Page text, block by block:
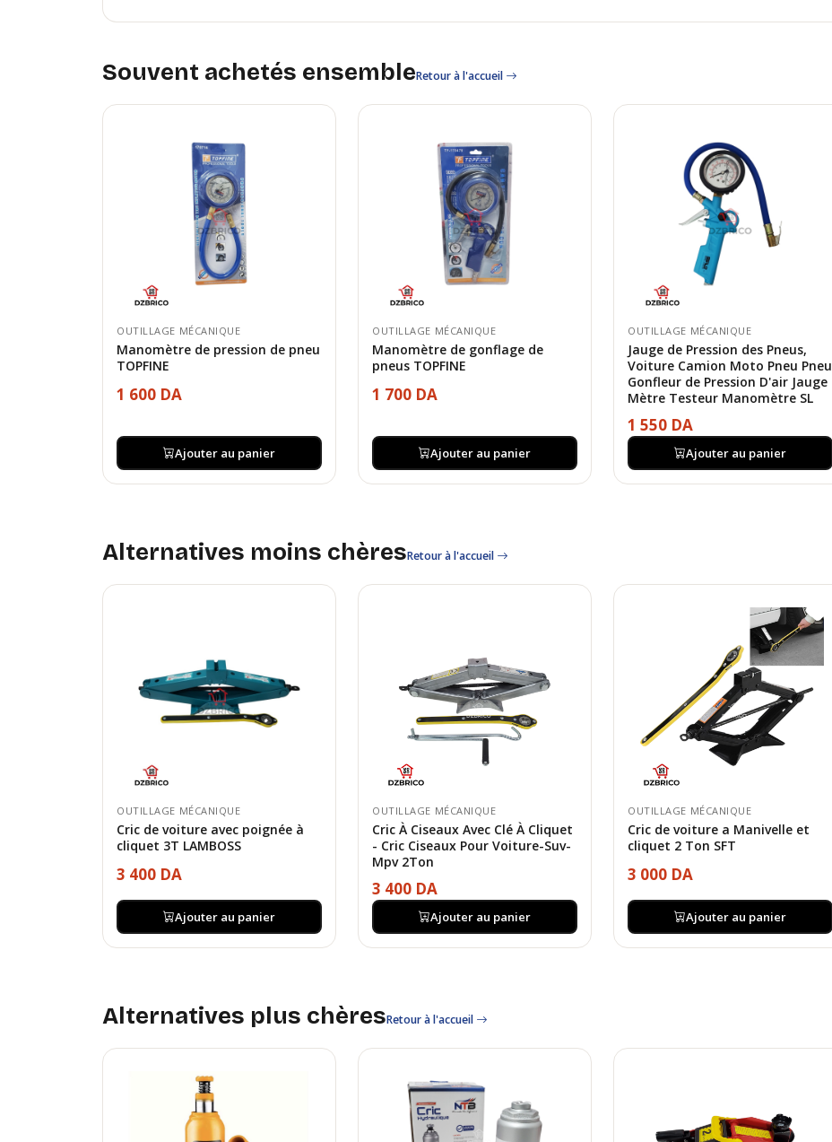
Souvent achetés ensembleRetour à l'accueil
OUTILLAGE MÉCANIQUE
Manomètre de pression de pneu
TOPFINE
1 600 DA
Ajouter au panier
OUTILLAGE MÉCANIQUE
Manomètre de gonflage de
pneus TOPFINE
1 700 DA
Ajouter au panier
OUTILLAGE MÉCANIQUE
Jauge de Pression des Pneus,
Voiture Camion Moto Pneu Pneu
Gonfleur de Pression D'air Jauge
Mètre Testeur Manomètre SL
1 550 DA
Ajouter au panier
Alternatives moins chèresRetour à l'accueil
OUTILLAGE MÉCANIQUE
Cric de voiture avec poignée à
cliquet 3T LAMBOSS
3 400 DA
Ajouter au panier
OUTILLAGE MÉCANIQUE
Cric À Ciseaux Avec Clé À Cliquet
- Cric Ciseaux Pour Voiture-Suv-
Mpv 2Ton
3 400 DA
Ajouter au panier
OUTILLAGE MÉCANIQUE
Cric de voiture a Manivelle et
cliquet 2 Ton SFT
3 000 DA
Ajouter au panier
Alternatives plus chèresRetour à l'accueil